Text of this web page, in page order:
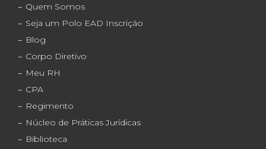
Quem Somos
Seja um Polo EAD Inscrição
Blog
Corpo Diretivo
Meu RH
CPA
Regimento
Núcleo de Práticas Jurídicas
Biblioteca